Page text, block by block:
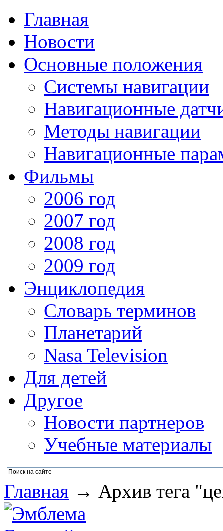
Главная
Новости
Основные положения
Системы навигации
Навигационные
Методы навигации
Навигационные
Фильмы
2006 год
2007 год
2008 год
2009 год
Энциклопедия
Словарь терминов
Планетарий
Nasa Television
Для детей
Другое
Новости партнеров
Учебные материалы
Главная → Архив тега